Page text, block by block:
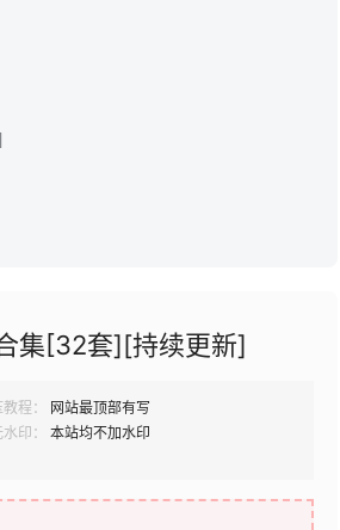
集[32套][持续更新]
程：
网站最顶部有写
印：
本站均不加水印